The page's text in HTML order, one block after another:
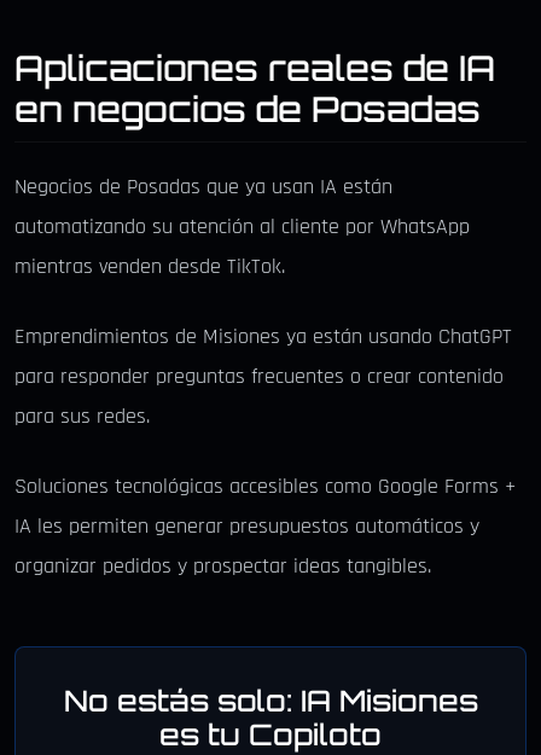
Aplicaciones reales de IA
en negocios de Posadas
Negocios de Posadas que ya usan IA están
automatizando su atención al cliente por WhatsApp
mientras venden desde TikTok.
Emprendimientos de Misiones ya están usando ChatGPT
para responder preguntas frecuentes o crear contenido
para sus redes.
Soluciones tecnológicas accesibles como Google Forms +
IA les permiten generar presupuestos automáticos y
organizar pedidos y prospectar ideas tangibles.
No estás solo: IA Misiones
es tu Copiloto